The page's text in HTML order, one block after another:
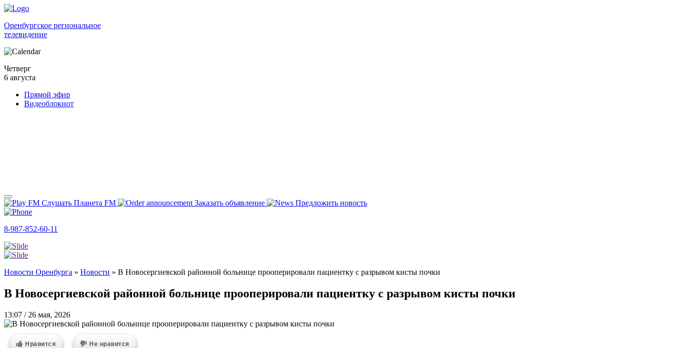
Оренбургское региональное
телевидение
Четверг
6 августа
Прямой эфир
Видеоблокнот
Слушать Планета FM Заказать объявление Предложить новость
8-987-852-60-11
Новости Оренбурга » Новости » В Новосергиевской районной больнице прооперировали пациентку с разрывом кисты почки
В Новосергиевской районной больнице прооперировали пациентку с разрывом кисты почки
13:07 / 26 мая, 2026
Нравится Не нравится